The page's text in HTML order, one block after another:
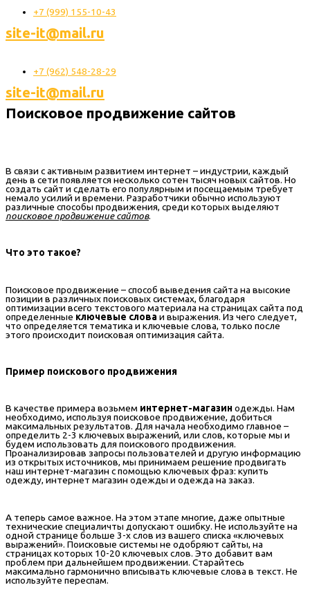
+7 (999) 155-10-43
site-it@mail.ru
+7 (962) 548-28-29
site-it@mail.ru
Поисковое продвижение сайтов
В связи с активным развитием интернет – индустрии, каждый
день в сети появляется несколько сотен тысяч новых сайтов. Но
создать сайт и сделать его популярным и посещаемым требует
немало усилий и времени. Разработчики обычно используют
различные способы продвижения, среди которых выделяют
поисковое продвижение сайтов.
Что это такое?
Поисковое продвижение – способ выведения сайта на высокие
позиции в различных поисковых системах, благодаря
оптимизации всего текстового материала на страницах сайта под
определенные ключевые слова и выражения. Из чего следует,
что определяется тематика и ключевые слова, только после
этого происходит поисковая оптимизация сайта.
Пример поискового продвижения
В качестве примера возьмем интернет-магазин одежды. Нам
необходимо, используя поисковое продвижение, добиться
максимальных результатов. Для начала необходимо главное –
определить 2-3 ключевых выражений, или слов, которые мы и
будем использовать для поискового продвижения.
Проанализировав запросы пользователей и другую информацию
из открытых источников, мы принимаем решение продвигать
наш интернет-магазин с помощью ключевых фраз: купить
одежду, интернет магазин одежды и одежда на заказ.
А теперь самое важное. На этом этапе многие, даже опытные
технические специаличты допускают ошибку. Не используйте на
одной странице больше 3-х слов из вашего списка «ключевых
выражений». Поисковые системы не одобряют сайты, на
страницах которых 10-20 ключевых слов. Это добавит вам
проблем при дальнейшем продвижении. Старайтесь
максимально гармонично вписывать ключевые слова в текст. Не
используйте переспам.